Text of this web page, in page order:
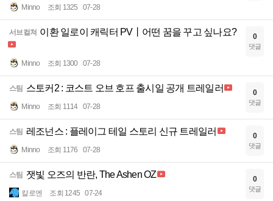
Minno 조회 1325 07-28
서브컬쳐 이환 일로이 캐릭터 PV丨어떤 꿈을 꾸고 싶나요?
Minno 조회 1300 07-28
0
댓글
스팀 스토커2 : 코스트 오브 호프 출시일 공개 트레일러
Minno 조회 1114 07-28
0
댓글
스팀 레조넌스 : 플레이그 테일 스토리 신규 트레일러
Minno 조회 1176 07-28
0
댓글
스팀 잿빛 오즈의 반란, The Ashen OZ
칼로엔 조회 1245 07-24
0
댓글